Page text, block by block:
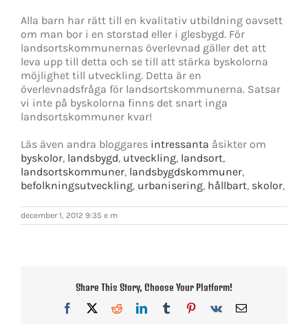
Alla barn har rätt till en kvalitativ utbildning oavsett
om man bor i en storstad eller i glesbygd. För
landsortskommunernas överlevnad gäller det att
leva upp till detta och se till att stärka byskolorna
möjlighet till utveckling. Detta är en
överlevnadsfråga för landsortskommunerna. Satsar
vi inte på byskolorna finns det snart inga
landsortskommuner kvar!
Läs även andra bloggares intressanta åsikter om
byskolor, landsbygd, utveckling, landsort,
landsortskommuner, landsbygdskommuner,
befolkningsutveckling, urbanisering, hållbart, skolor,
december 1, 2012 9:35 e m
Share This Story, Choose Your Platform!
Facebook
X RedditLinkedInTumblrPinterest
Vk
E-